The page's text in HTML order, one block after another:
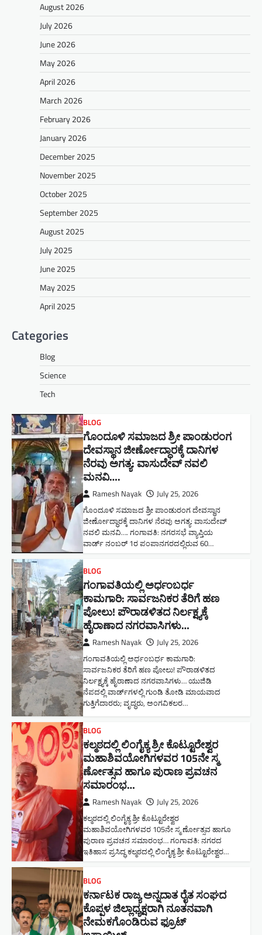
August 2026
July 2026
June 2026
May 2026
April 2026
March 2026
February 2026
January 2026
December 2025
November 2025
October 2025
September 2025
August 2025
July 2025
June 2025
May 2025
April 2025
Categories
Blog
Science
Tech
BLOG
ಗೊಂದೂಳಿ ಸಮಾಜದ ಶ್ರೀ ಪಾಂಡುರಂಗ
ದೇವಸ್ಥಾನ ಜೀರ್ಣೋದ್ಧಾರಕ್ಕೆ ದಾನಿಗಳ
ನೆರವು ಅಗತ್ಯ: ವಾಸುದೇವ್ ನವಲಿ
ಮನವಿ​….
Ramesh Nayak July 25, 2026
ಗೊಂದೂಳಿ ಸಮಾಜದ ಶ್ರೀ ಪಾಂಡುರಂಗ ದೇವಸ್ಥಾನ
ಜೀರ್ಣೋದ್ಧಾರಕ್ಕೆ ದಾನಿಗಳ ನೆರವು ಅಗತ್ಯ: ವಾಸುದೇವ್
ನವಲಿ ಮನವಿ​…. ಗಂಗಾವತಿ: ​ನಗರಸಭೆ ವ್ಯಾಪ್ತಿಯ
ವಾರ್ಡ್ ನಂಬರ್ 1ರ ಪಂಪಾನಗರದಲ್ಲಿರುವ 60…
BLOG
ಗಂಗಾವತಿಯಲ್ಲಿ ಅರ್ಧಂಬರ್ಧ
ಕಾಮಗಾರಿ: ಸಾರ್ವಜನಿಕರ ತೆರಿಗೆ ಹಣ
ಪೋಲು! ಪೌರಾಡಳಿತದ ನಿರ್ಲಕ್ಷ್ಯಕ್ಕೆ
ಹೈರಾಣಾದ ನಗರವಾಸಿಗಳು​…
Ramesh Nayak July 25, 2026
ಗಂಗಾವತಿಯಲ್ಲಿ ಅರ್ಧಂಬರ್ಧ ಕಾಮಗಾರಿ:
ಸಾರ್ವಜನಿಕರ ತೆರಿಗೆ ಹಣ ಪೋಲು! ಪೌರಾಡಳಿತದ
ನಿರ್ಲಕ್ಷ್ಯಕ್ಕೆ ಹೈರಾಣಾದ ನಗರವಾಸಿಗಳು​… ಯುಜಿಡಿ
ನೆಪದಲ್ಲಿ ವಾರ್ಡ್‌ಗಳಲ್ಲಿ ಗುಂಡಿ ತೋಡಿ ಮಾಯವಾದ
ಗುತ್ತಿಗೆದಾರರು; ವೃದ್ಧರು, ಅಂಗವಿಕಲರ…
BLOG
ಕಲ್ಮಠದಲ್ಲಿ ಲಿಂಗೈಕ್ಯ ಶ್ರೀ ಕೊಟ್ಟೂರೇಶ್ವರ
ಮಹಾಶಿವಯೋಗಿಗಳವರ 105ನೇ ಸ್ಮ
ರ್ಣೋತ್ಸವ ಹಾಗೂ ಪುರಾಣ ಪ್ರವಚನ
ಸಮಾರಂಭ​…
Ramesh Nayak July 25, 2026
ಕಲ್ಮಠದಲ್ಲಿ ಲಿಂಗೈಕ್ಯ ಶ್ರೀ ಕೊಟ್ಟೂರೇಶ್ವರ
ಮಹಾಶಿವಯೋಗಿಗಳವರ 105ನೇ ಸ್ಮ ರ್ಣೋತ್ಸವ ಹಾಗೂ
ಪುರಾಣ ಪ್ರವಚನ ಸಮಾರಂಭ​… ಗಂಗಾವತಿ: ನಗರದ
ಇತಿಹಾಸ ಪ್ರಸಿದ್ಧ ಕಲ್ಮಠದಲ್ಲಿ ಲಿಂಗೈಕ್ಯ ಶ್ರೀ ಕೊಟ್ಟೂರೇಶ್ವರ…
BLOG
ಕರ್ನಾಟಕ ರಾಜ್ಯ ಅನ್ನದಾತ ರೈತ ಸಂಘದ
ಕೊಪ್ಪಳ ಜಿಲ್ಲಾಧ್ಯಕ್ಷರಾಗಿ ನೂತನವಾಗಿ
ನೇಮಕಗೊಂಡಿರುವ ಫ್ರೂಟ್